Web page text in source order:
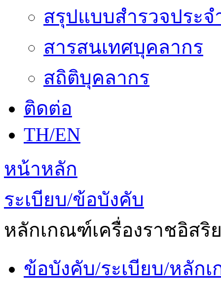
สรุปแบบสำรวจประจ
สารสนเทศบุคลากร
สถิติบุคลากร
ติดต่อ
TH/EN
หน้าหลัก
ระเบียบ/ข้อบังคับ
หลักเกณฑ์เครื่องราชอิสริ
ข้อบังคับ/ระเบียบ/หลัก